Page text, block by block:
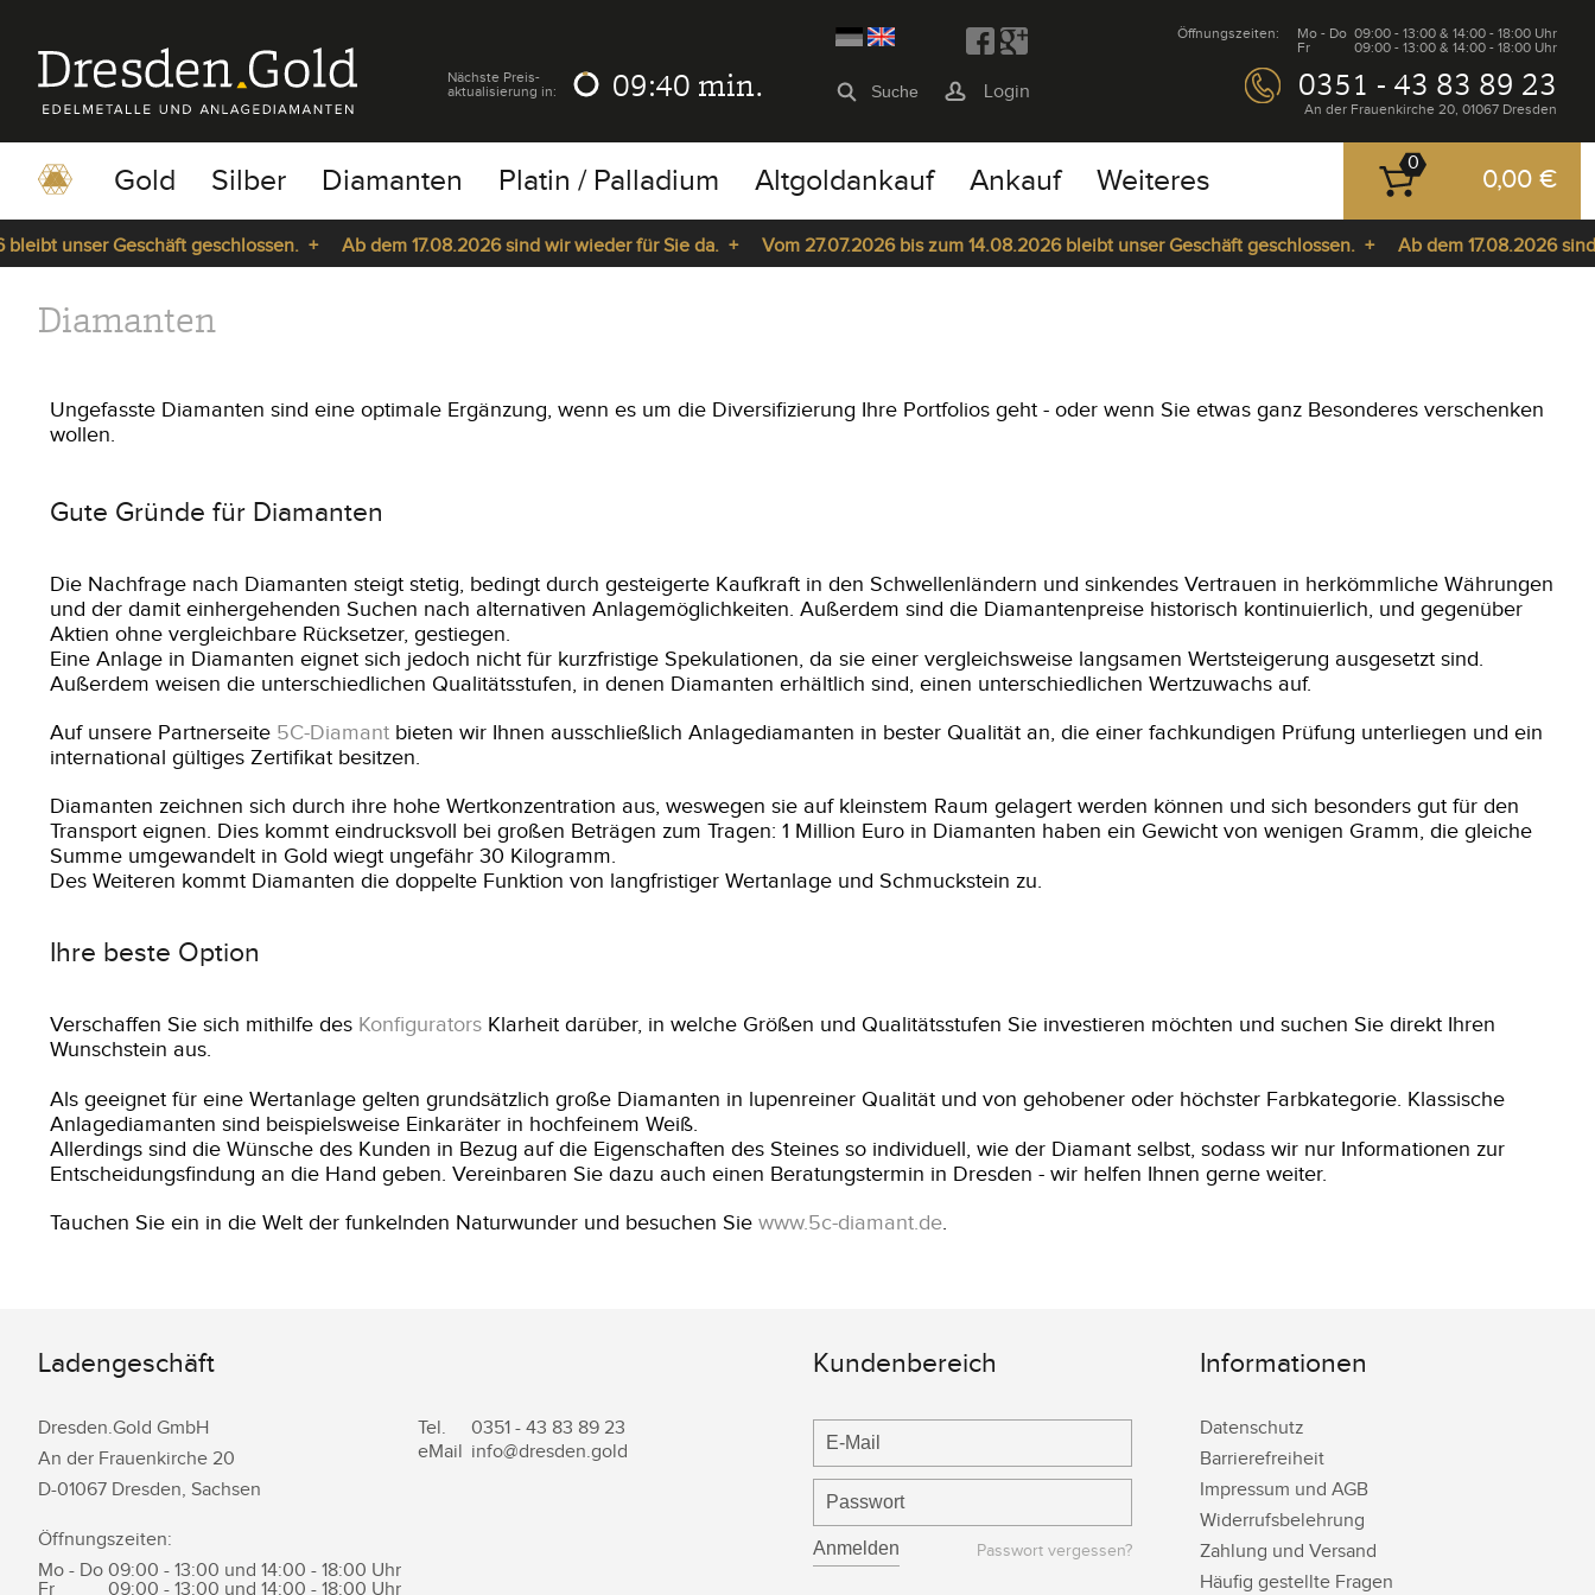
Nächste Preis-
aktualisierung in:
09:40 min. Login
Mo - Do 09:00 - 13:00 & 14:00 - 18:00 Uhr
Fr
09:00 - 13:00 & 14:00 - 18:00 Uhr
Öffnungszeiten:
0351 - 43 83 89 23
An der Frauenkirche 20, 01067 Dresden
Gold Silber Diamanten Platin / Palladium Altgoldankauf Ankauf Weiteres
0
0,00 €
unser Geschäft geschlossen. + Ab dem 17.08.2026 sind wir wieder für Sie da. + Vom 27.07.2026 bis zum 14.08.2026 bleibt unser Geschäft geschlossen. +
Ab dem 17.08.2026 sind
Diamanten
Ungefasste Diamanten sind eine optimale Ergänzung, wenn es um die Diversifizierung Ihre Portfolios geht - oder wenn Sie etwas ganz Besonderes verschenken
wollen.
Gute Gründe für Diamanten
Die Nachfrage nach Diamanten steigt stetig, bedingt durch gesteigerte Kaufkraft in den Schwellenländern und sinkendes Vertrauen in herkömmliche Währungen
und der damit einhergehenden Suchen nach alternativen Anlagemöglichkeiten. Außerdem sind die Diamantenpreise historisch kontinuierlich, und gegenüber
Aktien ohne vergleichbare Rücksetzer, gestiegen.
Eine Anlage in Diamanten eignet sich jedoch nicht für kurzfristige Spekulationen, da sie einer vergleichsweise langsamen Wertsteigerung ausgesetzt sind.
Außerdem weisen die unterschiedlichen Qualitätsstufen, in denen Diamanten erhältlich sind, einen unterschiedlichen Wertzuwachs auf.
Auf unsere Partnerseite 5C-Diamant bieten wir Ihnen ausschließlich Anlagediamanten in bester Qualität an, die einer fachkundigen Prüfung unterliegen und ein
international gültiges Zertifikat besitzen.
Diamanten zeichnen sich durch ihre hohe Wertkonzentration aus, weswegen sie auf kleinstem Raum gelagert werden können und sich besonders gut für den
Transport eignen. Dies kommt eindrucksvoll bei großen Beträgen zum Tragen: 1 Million Euro in Diamanten haben ein Gewicht von wenigen Gramm, die gleiche
Summe umgewandelt in Gold wiegt ungefähr 30 Kilogramm.
Des Weiteren kommt Diamanten die doppelte Funktion von langfristiger Wertanlage und Schmuckstein zu.
Ihre beste Option
Verschaffen Sie sich mithilfe des Konfigurators Klarheit darüber, in welche Größen und Qualitätsstufen Sie investieren möchten und suchen Sie direkt Ihren
Wunschstein aus.
Als geeignet für eine Wertanlage gelten grundsätzlich große Diamanten in lupenreiner Qualität und von gehobener oder höchster Farbkategorie. Klassische
Anlagediamanten sind beispielsweise Einkaräter in hochfeinem Weiß.
Allerdings sind die Wünsche des Kunden in Bezug auf die Eigenschaften des Steines so individuell, wie der Diamant selbst, sodass wir nur Informationen zur
Entscheidungsfindung an die Hand geben. Vereinbaren Sie dazu auch einen Beratungstermin in Dresden - wir helfen Ihnen gerne weiter.
Tauchen Sie ein in die Welt der funkelnden Naturwunder und besuchen Sie www.5c-diamant.de.
Ladengeschäft
Dresden.Gold GmbH
An der Frauenkirche 20
D-01067 Dresden, Sachsen
Öffnungszeiten:
Mo - Do 09:00 - 13:00 und 14:00 - 18:00 Uhr
Fr
09:00 - 13:00 und 14:00 - 18:00 Uhr
Tel. 0351 - 43 83 89 23
eMail info@dresden.gold
Kundenbereich
Passwort vergessen?
Informationen
Datenschutz
Barrierefreiheit
Impressum und AGB
Widerrufsbelehrung
Zahlung und Versand
Häufig gestellte Fragen